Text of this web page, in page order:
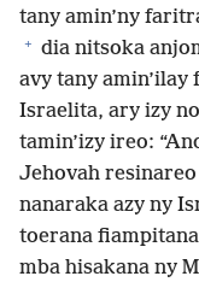
tany amin’ny
+ dia nitsoka
avy tany
Israelita, ary izy
tamin’izy ireo:
Jehovah
nanaraka azy ny
toerana
mba hisakana ny